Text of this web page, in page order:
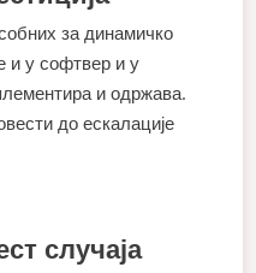
за динамичко
и у софтвер и у
и одржава.
до ескалације
случаја